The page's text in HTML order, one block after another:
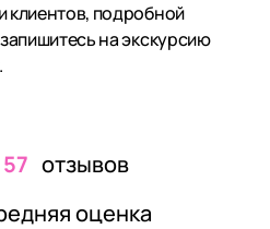
подробной
на экскурсию
57 отзывов
оценка